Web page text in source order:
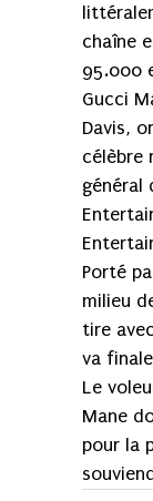
chaîne
95.000
Gucci
Davis,
célèbre
général
Porté
milieu
tire
va
Le
Mane
pour la